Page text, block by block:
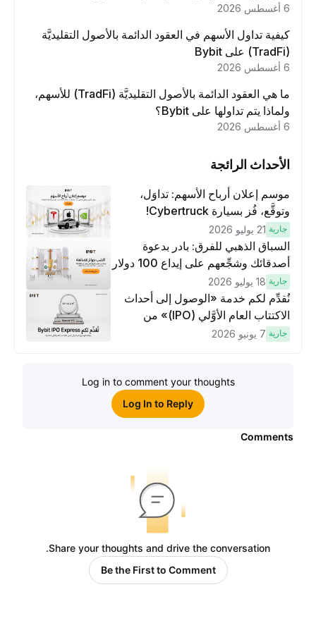
كيفية تداول الأسهم في العقود الدائمة بالأصول التقليديَّة
ما هي العقود الدائمة بالأصول التقليديَّة (TradFi) للأسهم،
ولماذا يتم تداولها على Bybit؟
الأحداث الرائجة
موسم إعلان أرباح الأسهم: تداوَل،
وتوقَّع، فُز بسيارة Cybertruck!
جارية 21 يوليو 2026
السباق الذهبي للفرق: بادر بدعوة
أصدقائك وشجِّعهم على إيداع 100 دولار
لكسَب مكافآت مُضاعَفة
جارية 18 يوليو 2026
نُقدِّم لكم خدمة «الوصول إلى أحداث
الاكتتاب العام الأوَّلي (IPO)» من
Bybit، بوابتك للوصول المبكر إلى فرص
جارية 7 يونيو 2026
Log in to comment your thoughts
Log In to Reply
Comments
Share your thoughts and drive the conversation.
Be the First to Comment